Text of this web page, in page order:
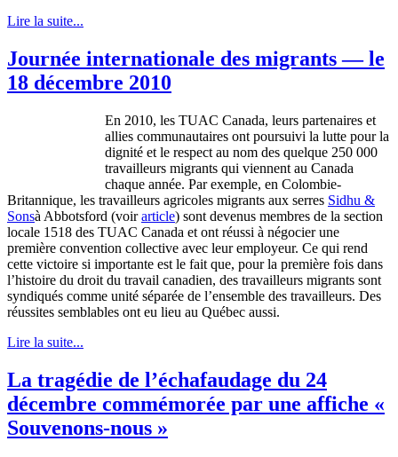
Lire la suite...
Journée internationale des migrants — le
18 décembre 2010
En 2010, les TUAC Canada, leurs partenaires et
allies communautaires ont poursuivi la lutte pour la
dignité et le respect au nom des quelque 250 000
travailleurs migrants qui viennent au Canada
chaque année. Parexemple, en Colombie-
Britannique, les travailleurs agricoles migrants aux serres Sidhu &
Sonsà Abbotsford (voir article) sont devenus membres de la section
locale 1518 des TUAC Canada et ont réussi à négocier une
première convention collective avec leur employeur. Ce qui rend
cette victoire si importante est le fait que, pour la première fois dans
l’histoire du droit du travail canadien, des travailleurs migrants sont
syndiqués comme unité séparée de l’ensemble des travailleurs. Des
réussites semblables ont eu lieu au Québec aussi.
Lire la suite...
La tragédie de l’échafaudage du 24
décembre commémorée par une affiche «
Souvenons-nous »